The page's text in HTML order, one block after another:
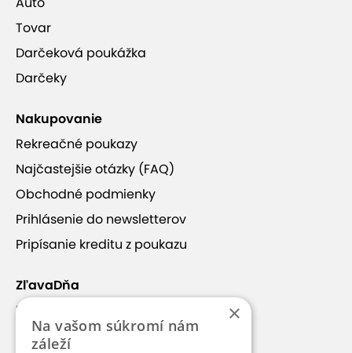
Tovar
Darčeková poukážka
Darčeky
Nakupovanie
Rekreačné poukazy
Najčastejšie otázky (FAQ)
Obchodné podmienky
Prihlásenie do newsletterov
Pripísanie kreditu z poukazu
ZľavaDňa
Náš príbeh
Kontakt
×
Na vašom súkromí nám
záleží